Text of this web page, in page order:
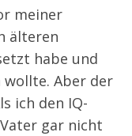
meiner
älteren
habe und
wollte. Aber der
ich den IQ-
gar nicht